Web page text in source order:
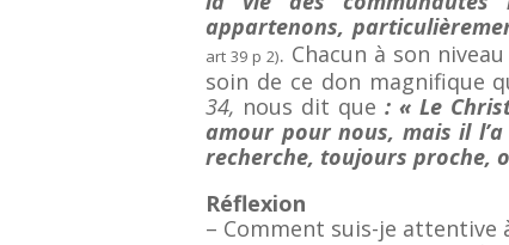
appartenons,
art 39 p 2). Chacun à son
soin de ce don magnifique
34, nous dit que : « Le
amour pour nous, mais il
recherche, toujours proche,
Réflexion
– Comment suis-je attentive